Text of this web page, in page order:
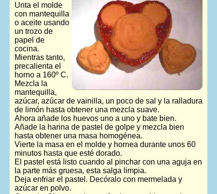
Unta el molde
con mantequilla
o aceite usando
un trozo de
papel de
cocina.
Mientras tanto,
precalienta el
horno a 160º C.
Mezcla la
mantequilla,
azúcar, azúcar de vainilla, un poco de sal y la ralladura
de limón hasta obtener una mezcla suave.
Ahora añade los huevos uno a uno y bate bien.
Añade la harina de pastel de golpe y mezcla bien
hasta obtener una masa homogénea.
Vierte la masa en el molde y hornea durante unos 60
minutos hasta que esté dorado.
El pastel está listo cuando al pinchar con una aguja en
la parte más gruesa, esta salga limpia.
Deja enfriar el pastel. Decóralo con mermelada y
azúcar en polvo.